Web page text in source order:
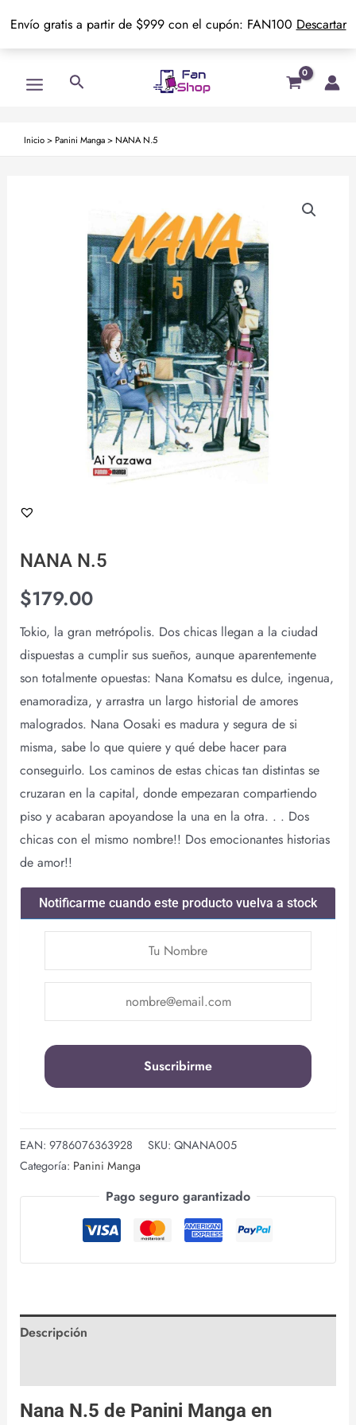
Envío gratis a partir de $999 con el cupón: FAN100 Descartar
Menu
Buscar
Inicio> Panini Manga> NANA N.5
NANA N.5
$179.00
Tokio, la gran metrópolis. Dos chicas llegan a la ciudad
dispuestas a cumplir sus sueños, aunque aparentemente
son totalmente opuestas: Nana Komatsu es dulce, ingenua,
enamoradiza, y arrastra un largo historial de amores
malogrados. Nana Oosaki es madura y segura de si
misma, sabe lo que quiere y qué debe hacer para
conseguirlo. Los caminos de estas chicas tan distintas se
cruzaran en la capital, donde empezaran compartiendo
piso y acabaran apoyandose la una en la otra. . . Dos
chicas con el mismo nombre!! Dos emocionantes historias
de amor!!
Notificarme cuando este producto vuelva a stock
EAN: 9786076363928 SKU: QNANA005
Categoría: Panini Manga
Pago seguro garantizado
Descripción
Nana N.5 de Panini Manga en